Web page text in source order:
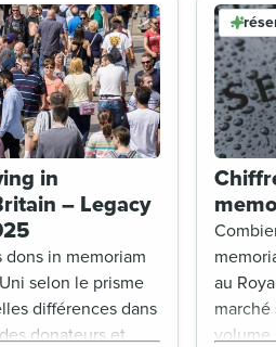
les bonnes
in
– Legacy
in memoriam
selon le prisme
différences dans
donateurs et
au
marché
volume